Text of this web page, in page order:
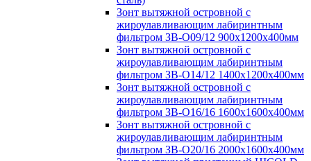
Зонт вытяжной островной с
жироулавливающим лабиринтным
фильтром ЗВ-О09/12 900х1200х400мм
Зонт вытяжной островной с
жироулавливающим лабиринтным
фильтром ЗВ-О14/12 1400х1200х400мм
Зонт вытяжной островной с
жироулавливающим лабиринтным
фильтром ЗВ-О16/16 1600х1600х400мм
Зонт вытяжной островной с
жироулавливающим лабиринтным
фильтром ЗВ-О20/16 2000х1600х400мм